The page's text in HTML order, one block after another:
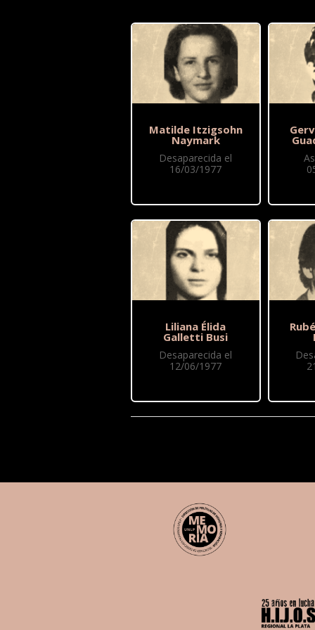
Matilde Itzigsohn
Naymark
Desaparecida el
16/03/1977
Liliana Élida
Galletti Busi
Desaparecida el
12/06/1977